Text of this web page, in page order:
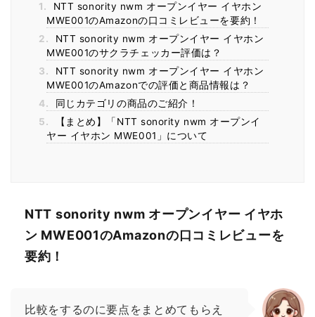
1.
NTT sonority nwm オープンイヤー イヤホン
MWE001のAmazonの口コミレビューを要約！
2.
NTT sonority nwm オープンイヤー イヤホン
MWE001のサクラチェッカー評価は？
3.
NTT sonority nwm オープンイヤー イヤホン
MWE001のAmazonでの評価と商品情報は？
4.
同じカテゴリの商品のご紹介！
5.
【まとめ】「NTT sonority nwm オープンイ
ヤー イヤホン MWE001」について
NTT sonority nwm オープンイヤー イヤホ
ン MWE001のAmazonの口コミレビューを
要約！
比較をするのに要点をまとめてもらえ